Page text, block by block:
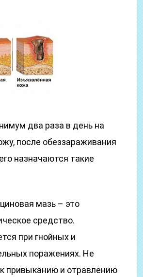
два раза в день на
после обеззараживания
назначаются такие
мазь – это
средство.
при гнойных и
поражениях. Не
привыканию и отравлению